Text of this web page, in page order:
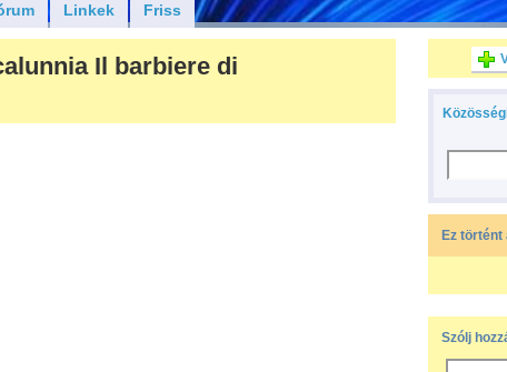
Linkek Friss
Il barbiere di
Ez történt
Szólj